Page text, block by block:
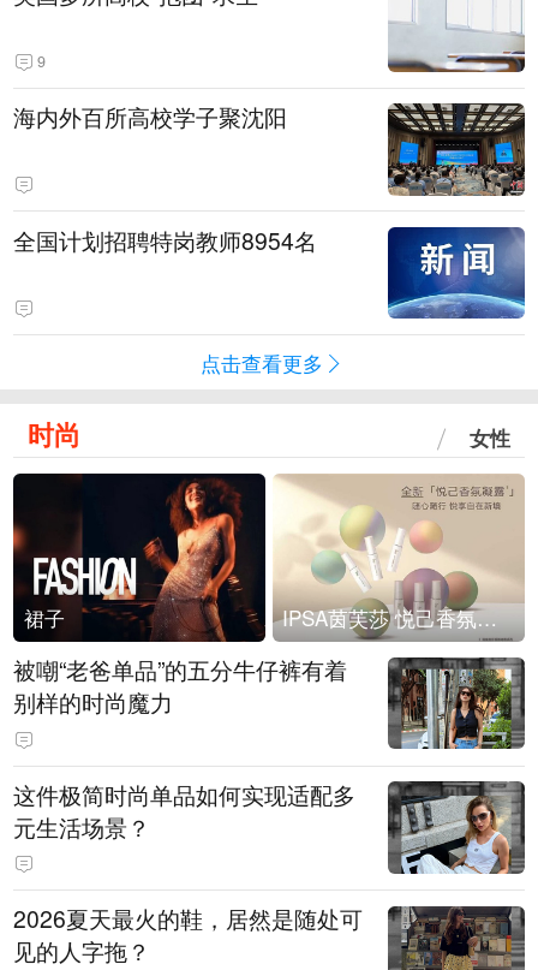
9
海内外百所高校学子聚沈阳
全国计划招聘特岗教师8954名
点击查看更多
时尚 女性
裙子 IPSA茵芙莎 悦己香氛凝露上市
被嘲“老爸单品”的五分牛仔裤有着
别样的时尚魔力
这件极简时尚单品如何实现适配多
元生活场景？
2026夏天最火的鞋，居然是随处可
见的人字拖？